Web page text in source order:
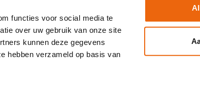
functies voor social media te
over uw gebruik van onze site
kunnen deze gegevens
hebben verzameld op basis van